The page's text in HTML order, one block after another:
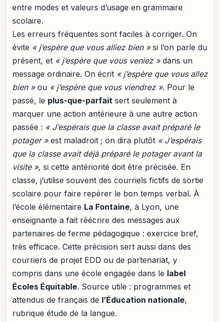
entre modes et valeurs d’usage en grammaire
scolaire.
Les erreurs fréquentes sont faciles à corriger. On
évite « j’espère que vous alliez bien »si l’on parle du
présent, et « j’espère que vous veniez »dans un
message ordinaire. On écrit « j’espère que vous allez
bien »ou « j’espère que vous viendrez ». Pour le
passé, le plus-que-parfait sert seulement à
marquer une action antérieure à une autre action
passée : « J’espérais que la classe avait préparé le
potager »est maladroit ; on dira plutôt « J’espérais
que la classe avait déjà préparé le potager avant la
visite », si cette antériorité doit être précisée. En
classe, j’utilise souvent des courriels fictifs de sortie
scolaire pour faire repérer le bon temps verbal. À
l’école élémentaire La Fontaine, à Lyon, une
enseignante a fait réécrire des messages aux
partenaires de ferme pédagogique : exercice bref,
très efficace. Cette précision sert aussi dans des
courriers de projet EDD ou de partenariat, y
compris dans une école engagée dans le label
Écoles Équitable. Source utile : programmes et
attendus de français de l’Éducation nationale,
rubrique étude de la langue.